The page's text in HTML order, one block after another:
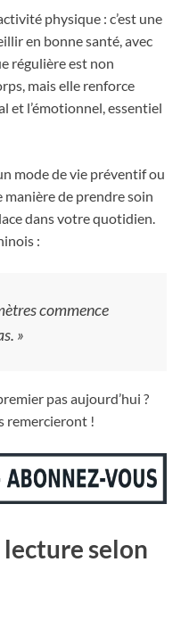
physique : c’est une
en bonne santé, avec
régulière est non
mais elle renforce
et l’émotionnel, essentiel
mode de vie préventif ou
manière de prendre soin
dans votre quotidien.
:
commence
»
pas aujourd’hui ?
remercieront !
selon